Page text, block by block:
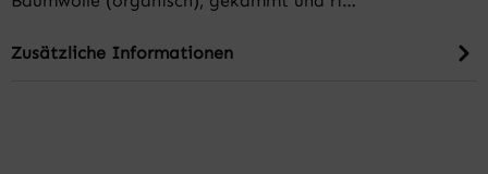
Zusätzliche Informationen